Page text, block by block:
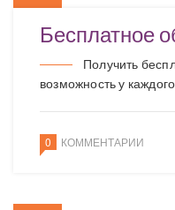
Бесплатное
Получить
возможность у
0 КОММЕНТАРИИ